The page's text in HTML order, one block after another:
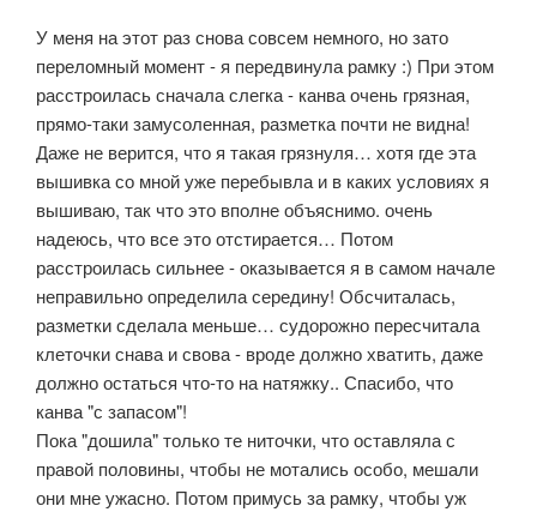
У меня на этот раз снова совсем немного, но зато
переломный момент - я передвинула рамку :) При этом
расстроилась сначала слегка - канва очень грязная,
прямо-таки замусоленная, разметка почти не видна!
Даже не верится, что я такая грязнуля… хотя где эта
вышивка со мной уже перебывла и в каких условиях я
вышиваю, так что это вполне объяснимо. очень
надеюсь, что все это отстирается… Потом
расстроилась сильнее - оказывается я в самом начале
неправильно определила середину! Обсчиталась,
разметки сделала меньше… судорожно пересчитала
клеточки снава и свова - вроде должно хватить, даже
должно остаться что-то на натяжку.. Спасибо, что
канва "с запасом"!
Пока "дошила" только те ниточки, что оставляла с
правой половины, чтобы не мотались особо, мешали
они мне ужасно. Потом примусь за рамку, чтобы уж